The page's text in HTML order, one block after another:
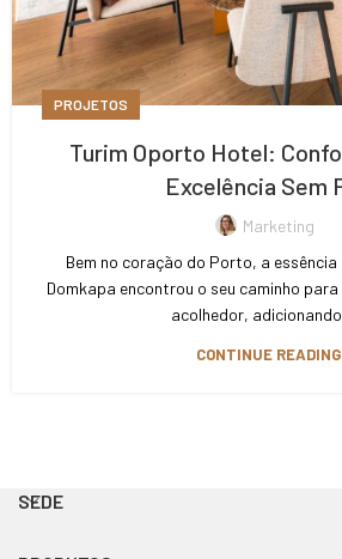
PROJETOS
Turim Oporto Hotel:
Excelência Sem
Marketing
Bem no coração do Porto, a
Domkapa encontrou o seu caminho
acolhedor, adicionando
CONTINUE READING
SEDE